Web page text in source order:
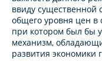
ввиду существенной
общего уровня цен в
при котором был бы
механизм,
развития экономики